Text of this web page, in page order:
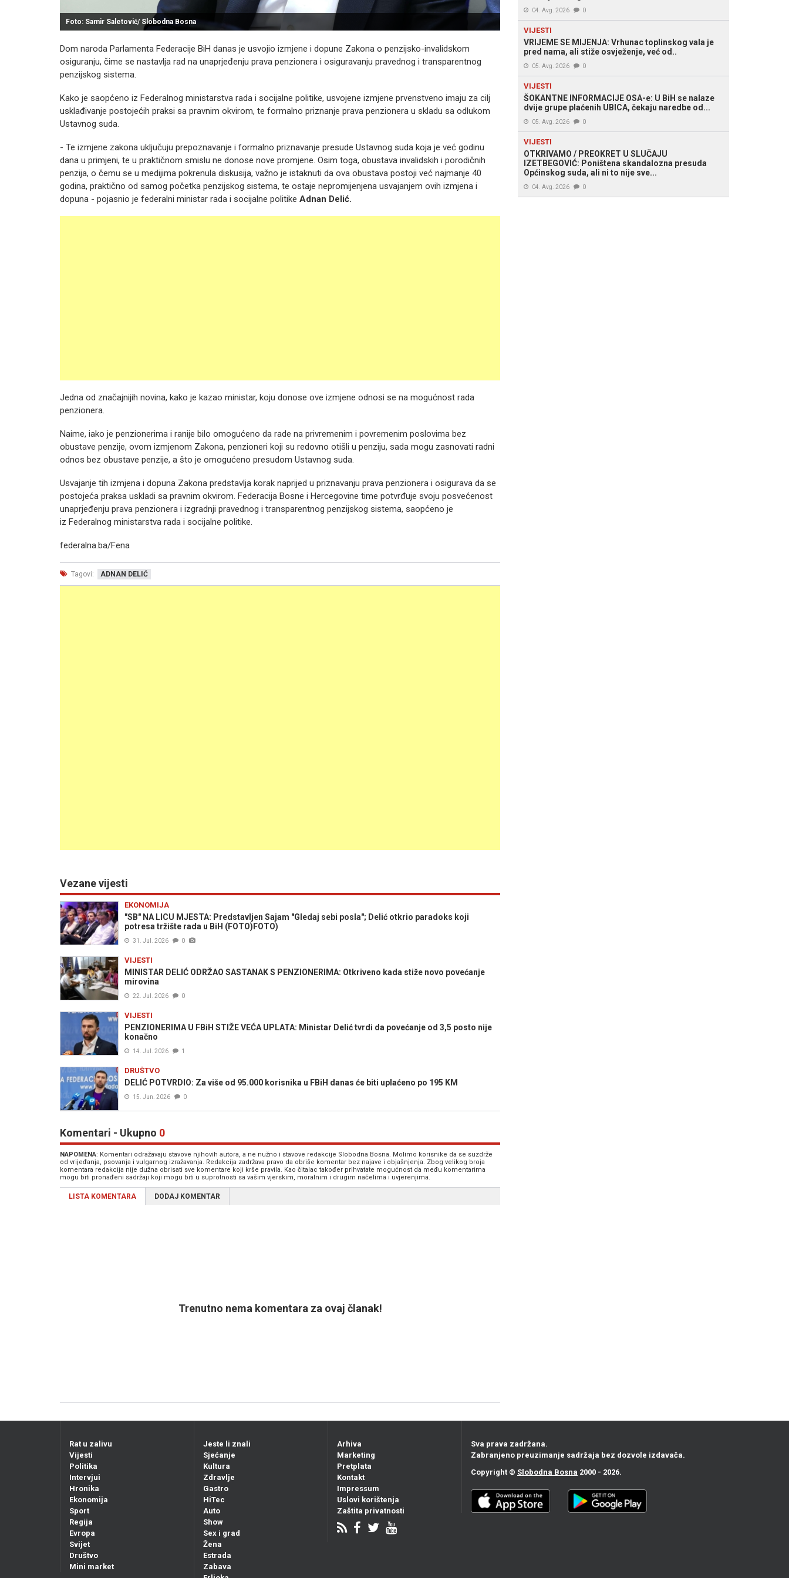
Foto: Samir Saletović/ Slobodna Bosna
Dom naroda Parlamenta Federacije BiH danas je usvojio izmjene i dopune Zakona o penzijsko-invalidskom
osiguranju, čime se nastavlja rad na unaprjeđenju prava penzionera i osiguravanju pravednog i transparentnog
penzijskog sistema.
Kako je saopćeno iz Federalnog ministarstva rada i socijalne politike, usvojene izmjene prvenstveno imaju za cilj
usklađivanje postojećih praksi sa pravnim okvirom, te formalno priznanje prava penzionera u skladu sa odlukom
Ustavnog suda.
- Te izmjene zakona uključuju prepoznavanje i formalno priznavanje presude Ustavnog suda koja je već godinu
dana u primjeni, te u praktičnom smislu ne donose nove promjene. Osim toga, obustava invalidskih i porodičnih
penzija, o čemu se u medijima pokrenula diskusija, važno je istaknuti da ova obustava postoji već najmanje 40
godina, praktično od samog početka penzijskog sistema, te ostaje nepromijenjena usvajanjem ovih izmjena i
dopuna - pojasnio je federalni ministar rada i socijalne politike Adnan Delić.
Jedna od značajnijih novina, kako je kazao ministar, koju donose ove izmjene odnosi se na mogućnost rada
penzionera.
Naime, iako je penzionerima i ranije bilo omogućeno da rade na privremenim i povremenim poslovima bez
obustave penzije, ovom izmjenom Zakona, penzioneri koji su redovno otišli u penziju, sada mogu zasnovati radni
odnos bez obustave penzije, a što je omogućeno presudom Ustavnog suda.
Usvajanje tih izmjena i dopuna Zakona predstavlja korak naprijed u priznavanju prava penzionera i osigurava da se
postojeća praksa uskladi sa pravnim okvirom. Federacija Bosne i Hercegovine time potvrđuje svoju posvećenost
unaprjeđenju prava penzionera i izgradnji pravednog i transparentnog penzijskog sistema, saopćeno je
iz Federalnog ministarstva rada i socijalne politike.
federalna.ba/Fena
Tagovi: ADNAN DELIĆ
Vezane vijesti
EKONOMIJA
"SB" NA LICU MJESTA: Predstavljen Sajam "Gledaj sebi posla"; Delić otkrio paradoks koji
potresa tržište rada u BiH (FOTO)FOTO)
31. Jul. 2026 0
VIJESTI
MINISTAR DELIĆ ODRŽAO SASTANAK S PENZIONERIMA: Otkriveno kada stiže novo povećanje
mirovina
22. Jul. 2026 0
VIJESTI
PENZIONERIMA U FBiH STIŽE VEĆA UPLATA: Ministar Delić tvrdi da povećanje od 3,5 posto nije
konačno
14. Jul. 2026 1
DRUŠTVO
DELIĆ POTVRDIO: Za više od 95.000 korisnika u FBiH danas će biti uplaćeno po 195 KM
15. Jun. 2026 0
Komentari - Ukupno 0
NAPOMENA: Komentari odražavaju stavove njihovih autora, a ne nužno i stavove redakcije Slobodna Bosna. Molimo korisnike da se suzdrže
od vrijeđanja, psovanja i vulgarnog izražavanja. Redakcija zadržava pravo da obriše komentar bez najave i objašnjenja. Zbog velikog broja
komentara redakcija nije dužna obrisati sve komentare koji krše pravila. Kao čitalac također prihvatate mogućnost da među komentarima
mogu biti pronađeni sadržaji koji mogu biti u suprotnosti sa vašim vjerskim, moralnim i drugim načelima i uvjerenjima.
LISTA KOMENTARA DODAJ KOMENTAR
Trenutno nema komentara za ovaj članak!
04. Avg. 2026 0
VIJESTI
VRIJEME SE MIJENJA: Vrhunac toplinskog vala je
pred nama, ali stiže osvježenje, već od..
05. Avg. 2026 0
VIJESTI
ŠOKANTNE INFORMACIJE OSA-e: U BiH se nalaze
dvije grupe plaćenih UBICA, čekaju naredbe od...
05. Avg. 2026 0
VIJESTI
OTKRIVAMO / PREOKRET U SLUČAJU
IZETBEGOVIĆ: Poništena skandalozna presuda
Općinskog suda, ali ni to nije sve...
04. Avg. 2026 0
Rat u zalivu
Vijesti
Politika
Intervjui
Hronika
Ekonomija
Sport
Regija
Evropa
Svijet
Društvo
Mini market
Jeste li znali
Sjećanje
Kultura
Zdravlje
Gastro
HiTec
Auto
Show
Sex i grad
Žena
Estrada
Zabava
Arhiva
Marketing
Pretplata
Kontakt
Impressum
Uslovi korištenja
Zaštita privatnosti
Sva prava zadržana.
Zabranjeno preuzimanje sadržaja bez dozvole izdavača.
Copyright © Slobodna Bosna 2000 - 2026.